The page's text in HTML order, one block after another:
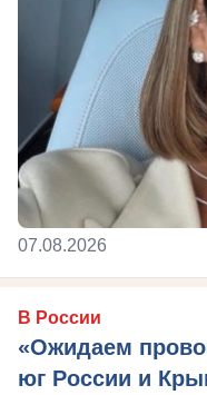
07.08.2026
В России
«Ожидаем
юг России и